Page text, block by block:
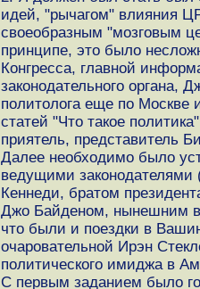
идей, "рычагом" влияния
своеобразным "мозговым
принципе, это было
Конгресса, главной
законодательного органа,
политологa еще по Москве
статей "Что такое
приятель, представитель
Далее необходимо было
ведущими
Кеннеди, братом
Джо Байденом, нынешним
что были и поездки в
очаровательной Ирэн
политического имиджа в
С первым заданием было